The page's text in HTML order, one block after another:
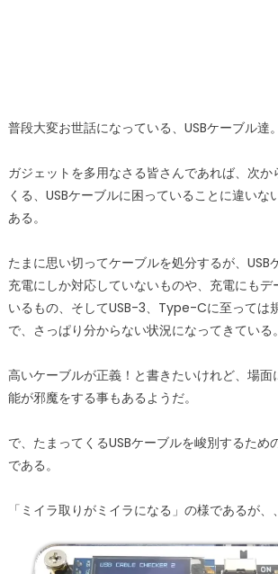
普段大変お世話になっている、USBケーブル達。
ガジェットを多用なさる皆さんであれば、次か
くる、USBケーブルに困っていることに違いな
ある。
たまに思い切ってケーブルを処分するが、USB
充電にしか対応していないものや、充電にもデ
いるもの、そしてUSB-3、Type-Cに至っては
で、さっぱり分からない状況になってきている。
高いケーブルが正義！と書きたいけれど、場
能が邪魔をする事もあるようだ。
で、たまってくるUSBケーブルを峻別するため
である。
「ミイラ取りがミイラになる」の様であるが、